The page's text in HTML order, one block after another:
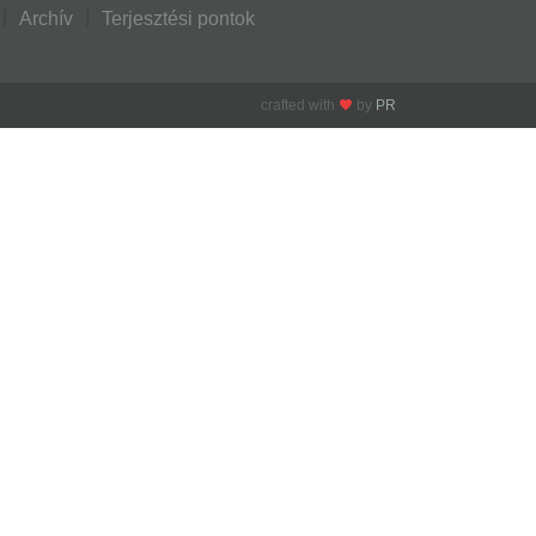
Archív Terjesztési pontok
crafted with by PR